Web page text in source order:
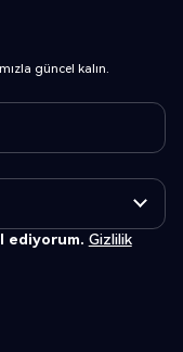
güncel kalın.
ediyorum. Gizlilik